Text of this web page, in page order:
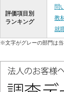
評価項目別
ランキング
問
教
就
※文字がグレーの部門は当